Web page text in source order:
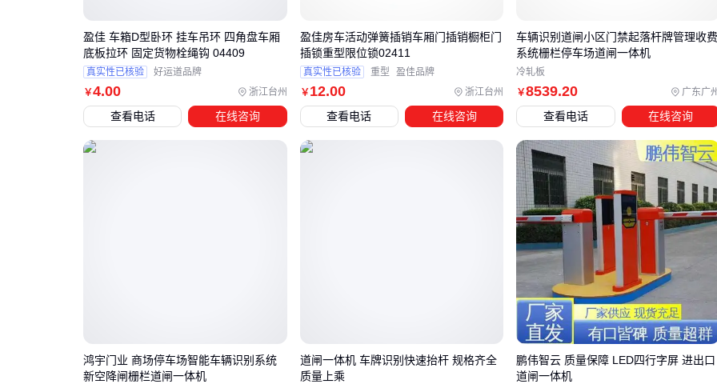
2. 安全需求决定防砸方案
高危区域（如学校）：需加装防砸雷达
特殊车辆（如消防通道）：推荐升降柱 联动方案
北方低温地区：选择工作温度-30℃~70℃的型号
沿海高盐雾区域：需不锈钢机箱+IP65防护等级
电动伸缩门 替代方案
四、道闸一体机需要哪些配套设备？
完成主体设备采购后，这些配套往往被忽视：
旧场地改造需注意：原有停车场收费系统
￥4.00 浙江台州
盈佳 车箱D型卧环 挂车吊环 四角盘车厢
底板拉环 固定货物栓绳钩 04409
真实性已核验 好运道品牌
查看电话 在线咨询
￥ 12.00 浙江台州
盈佳房车活动弹簧插销车厢门插销橱柜门
插锁重型限位锁02411
真实性已核验 重型 盈佳品牌
查看电话 在线咨询
￥8539.20 广东广
车辆识别道闸小区门禁起落杆牌管理收
系统栅栏停车场道闸一体机
冷轧板
查看电话 在线咨询
鸿宇门业 商场停车场智能车辆识别系统
新空降闸栅栏道闸一体机
道闸一体机 车牌识别快速抬杆 规格齐全
质量上乘
鹏伟智云 质量保障 LED四行字屏 进出口
道闸一体机